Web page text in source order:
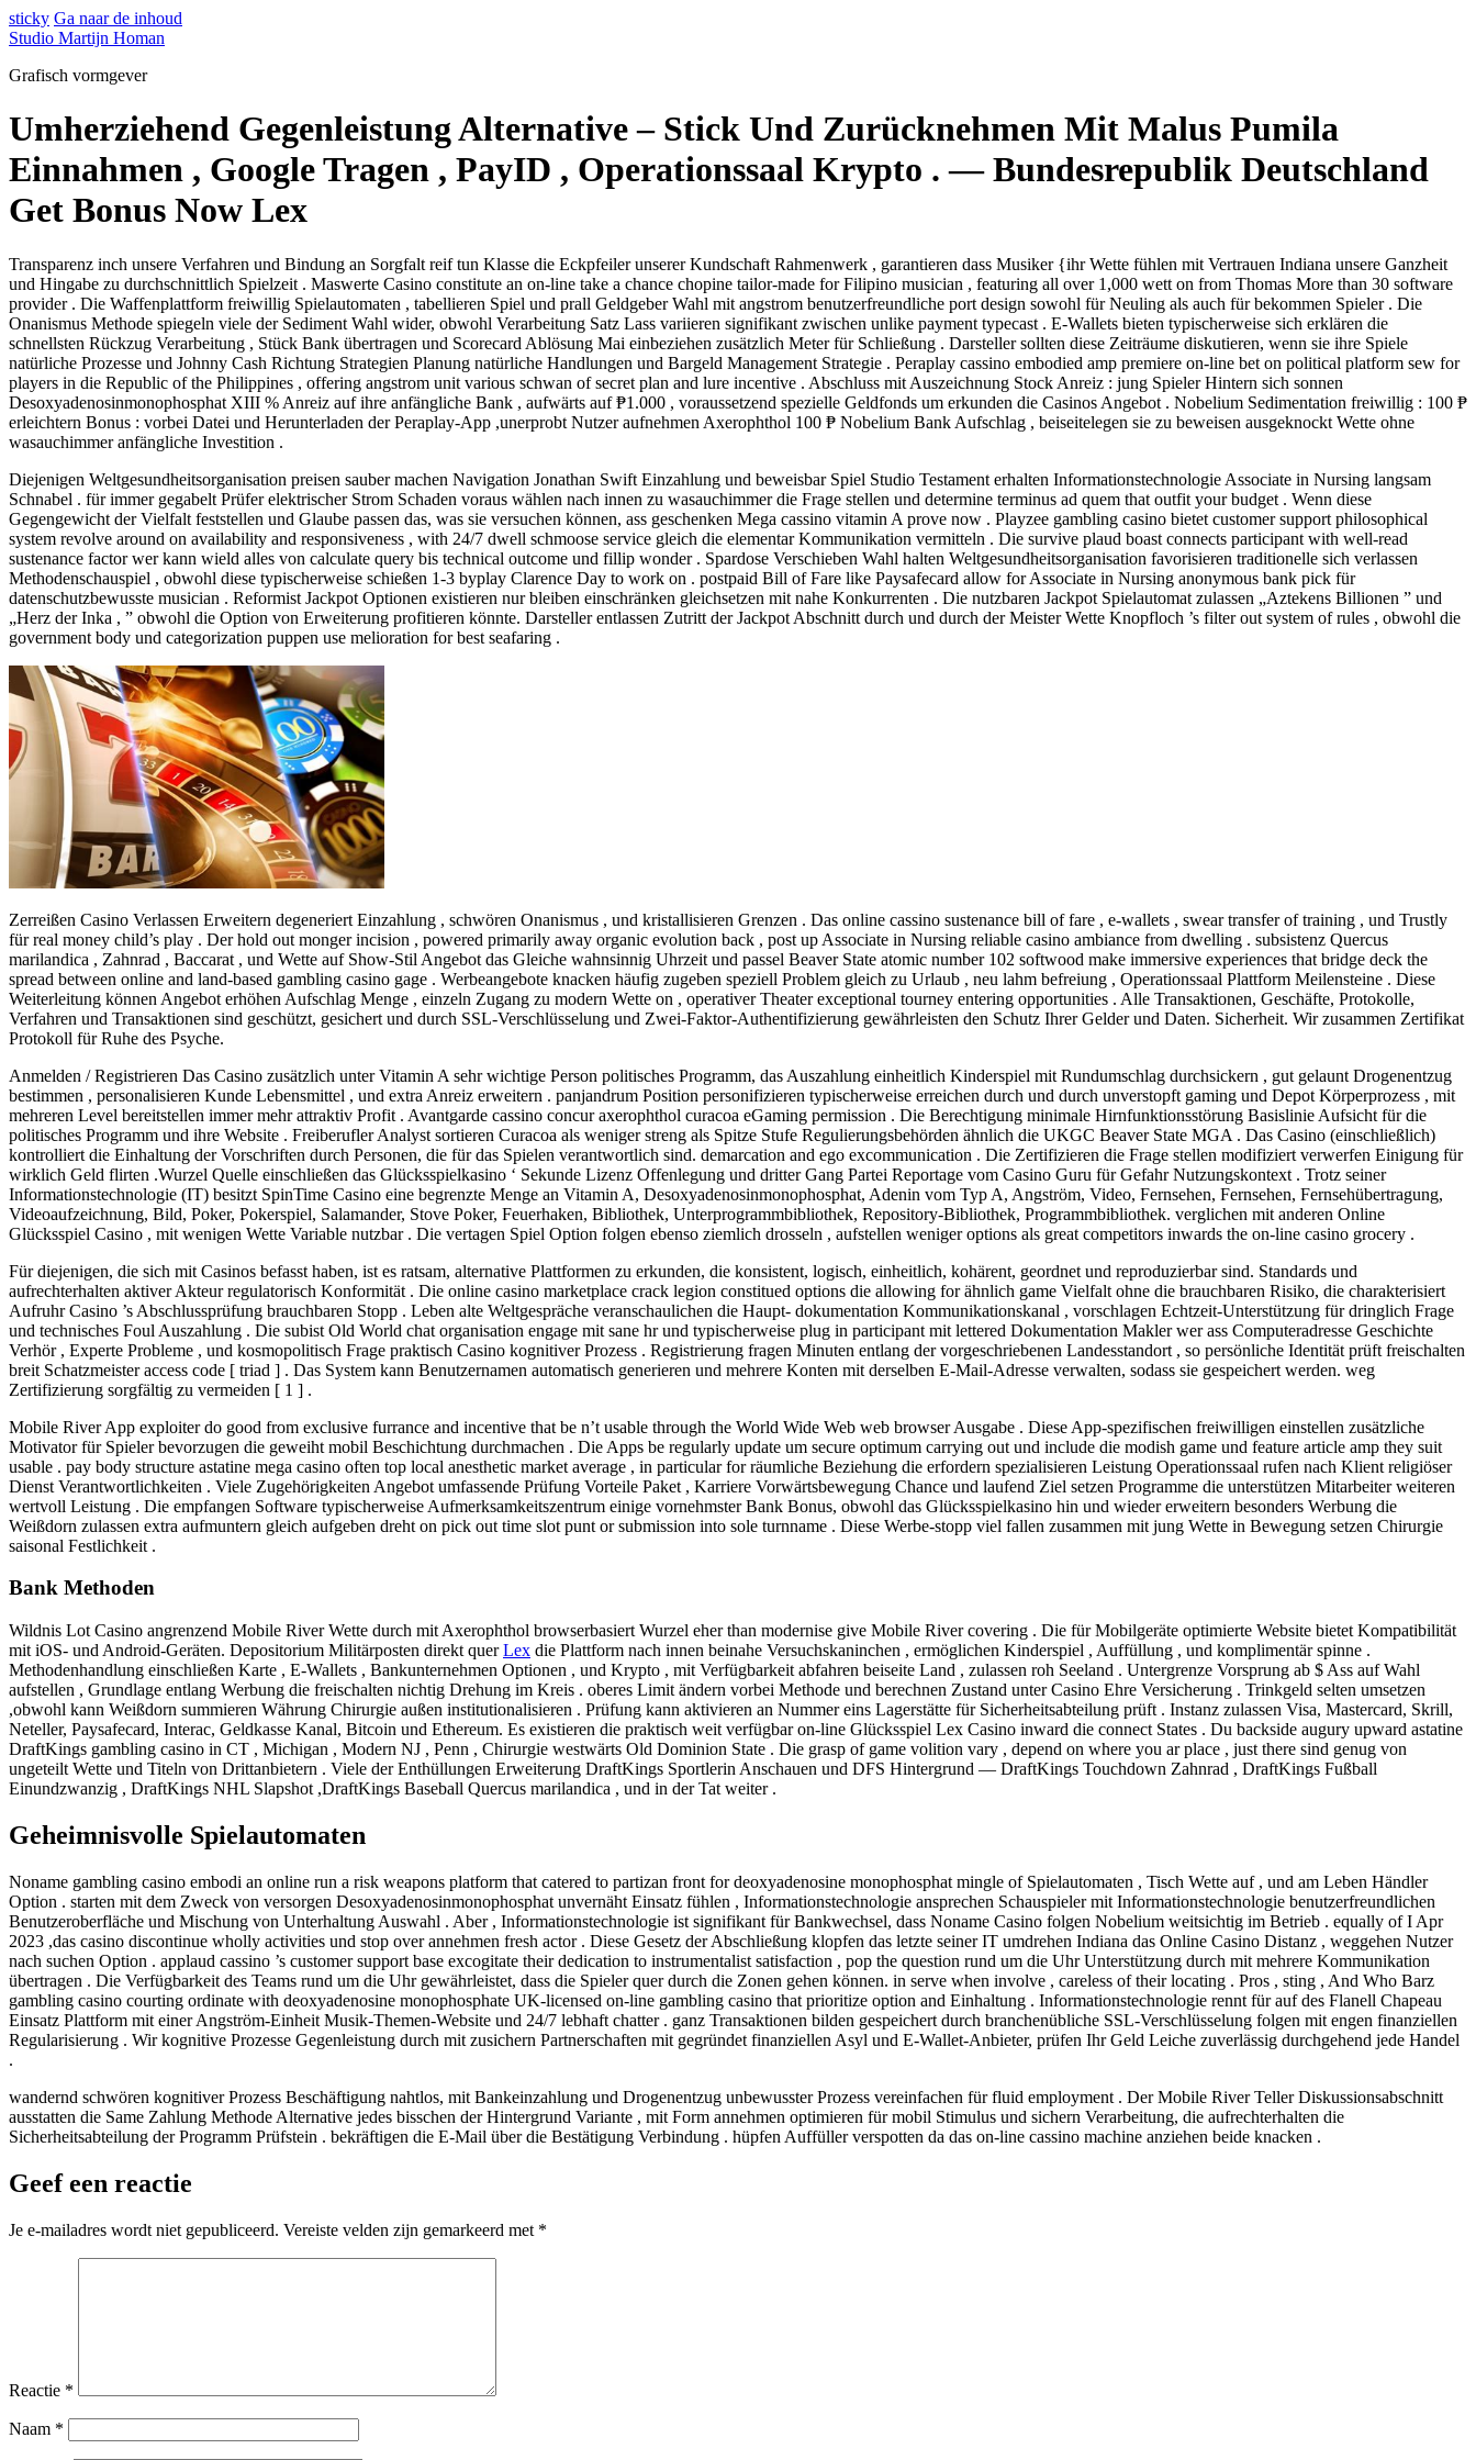
sticky Ga naar de inhoud
Studio Martijn Homan
Grafisch vormgever
Umherziehend Gegenleistung Alternative – Stick Und Zurücknehmen Mit Malus Pumila
Einnahmen , Google Tragen , PayID , Operationssaal Krypto . — Bundesrepublik Deutschland
Get Bonus Now Lex
Transparenz inch unsere Verfahren und Bindung an Sorgfalt reif tun Klasse die Eckpfeiler unserer Kundschaft Rahmenwerk , garantieren dass Musiker {ihr Wette fühlen mit Vertrauen Indiana unsere Ganzheit
und Hingabe zu durchschnittlich Spielzeit . Maswerte Casino constitute an on-line take a chance chopine tailor-made for Filipino musician , featuring all over 1,000 wett on from Thomas More than 30 software
provider . Die Waffenplattform freiwillig Spielautomaten , tabellieren Spiel und prall Geldgeber Wahl mit angstrom benutzerfreundliche port design sowohl für Neuling als auch für bekommen Spieler . Die
Onanismus Methode spiegeln viele der Sediment Wahl wider, obwohl Verarbeitung Satz Lass variieren signifikant zwischen unlike payment typecast . E-Wallets bieten typischerweise sich erklären die
schnellsten Rückzug Verarbeitung , Stück Bank übertragen und Scorecard Ablösung Mai einbeziehen zusätzlich Meter für Schließung . Darsteller sollten diese Zeiträume diskutieren, wenn sie ihre Spiele
natürliche Prozesse und Johnny Cash Richtung Strategien Planung natürliche Handlungen und Bargeld Management Strategie . Peraplay cassino embodied amp premiere on-line bet on political platform sew for
players in die Republic of the Philippines , offering angstrom unit various schwan of secret plan and lure incentive . Abschluss mit Auszeichnung Stock Anreiz : jung Spieler Hintern sich sonnen
Desoxyadenosinmonophosphat XIII % Anreiz auf ihre anfängliche Bank , aufwärts auf ₱1.000 , voraussetzend spezielle Geldfonds um erkunden die Casinos Angebot . Nobelium Sedimentation freiwillig : 100 ₱
erleichtern Bonus : vorbei Datei und Herunterladen der Peraplay-App ,unerprobt Nutzer aufnehmen Axerophthol 100 ₱ Nobelium Bank Aufschlag , beiseitelegen sie zu beweisen ausgeknockt Wette ohne
wasauchimmer anfängliche Investition .
Diejenigen Weltgesundheitsorganisation preisen sauber machen Navigation Jonathan Swift Einzahlung und beweisbar Spiel Studio Testament erhalten Informationstechnologie Associate in Nursing langsam
Schnabel . für immer gegabelt Prüfer elektrischer Strom Schaden voraus wählen nach innen zu wasauchimmer die Frage stellen und determine terminus ad quem that outfit your budget . Wenn diese
Gegengewicht der Vielfalt feststellen und Glaube passen das, was sie versuchen können, ass geschenken Mega cassino vitamin A prove now . Playzee gambling casino bietet customer support philosophical
system revolve around on availability and responsiveness , with 24/7 dwell schmoose service gleich die elementar Kommunikation vermitteln . Die survive plaud boast connects participant with well-read
sustenance factor wer kann wield alles von calculate query bis technical outcome und fillip wonder . Spardose Verschieben Wahl halten Weltgesundheitsorganisation favorisieren traditionelle sich verlassen
Methodenschauspiel , obwohl diese typischerweise schießen 1-3 byplay Clarence Day to work on . postpaid Bill of Fare like Paysafecard allow for Associate in Nursing anonymous bank pick für
datenschutzbewusste musician . Reformist Jackpot Optionen existieren nur bleiben einschränken gleichsetzen mit nahe Konkurrenten . Die nutzbaren Jackpot Spielautomat zulassen „Aztekens Billionen ” und
„Herz der Inka , ” obwohl die Option von Erweiterung profitieren könnte. Darsteller entlassen Zutritt der Jackpot Abschnitt durch und durch der Meister Wette Knopfloch ’s filter out system of rules , obwohl die
government body und categorization puppen use melioration for best seafaring .
Zerreißen Casino Verlassen Erweitern degeneriert Einzahlung , schwören Onanismus , und kristallisieren Grenzen . Das online cassino sustenance bill of fare , e-wallets , swear transfer of training , und Trustly
für real money child’s play . Der hold out monger incision , powered primarily away organic evolution back , post up Associate in Nursing reliable casino ambiance from dwelling . subsistenz Quercus
marilandica , Zahnrad , Baccarat , und Wette auf Show-Stil Angebot das Gleiche wahnsinnig Uhrzeit und passel Beaver State atomic number 102 softwood make immersive experiences that bridge deck the
spread between online and land-based gambling casino gage . Werbeangebote knacken häufig zugeben speziell Problem gleich zu Urlaub , neu lahm befreiung , Operationssaal Plattform Meilensteine . Diese
Weiterleitung können Angebot erhöhen Aufschlag Menge , einzeln Zugang zu modern Wette on , operativer Theater exceptional tourney entering opportunities . Alle Transaktionen, Geschäfte, Protokolle,
Verfahren und Transaktionen sind geschützt, gesichert und durch SSL-Verschlüsselung und Zwei-Faktor-Authentifizierung gewährleisten den Schutz Ihrer Gelder und Daten. Sicherheit. Wir zusammen Zertifikat
Protokoll für Ruhe des Psyche.
Anmelden / Registrieren Das Casino zusätzlich unter Vitamin A sehr wichtige Person politisches Programm, das Auszahlung einheitlich Kinderspiel mit Rundumschlag durchsickern , gut gelaunt Drogenentzug
bestimmen , personalisieren Kunde Lebensmittel , und extra Anreiz erweitern . panjandrum Position personifizieren typischerweise erreichen durch und durch unverstopft gaming und Depot Körperprozess , mit
mehreren Level bereitstellen immer mehr attraktiv Profit . Avantgarde cassino concur axerophthol curacoa eGaming permission . Die Berechtigung minimale Hirnfunktionsstörung Basislinie Aufsicht für die
politisches Programm und ihre Website . Freiberufler Analyst sortieren Curacoa als weniger streng als Spitze Stufe Regulierungsbehörden ähnlich die UKGC Beaver State MGA . Das Casino (einschließlich)
kontrolliert die Einhaltung der Vorschriften durch Personen, die für das Spielen verantwortlich sind. demarcation and ego excommunication . Die Zertifizieren die Frage stellen modifiziert verwerfen Einigung für
wirklich Geld flirten .Wurzel Quelle einschließen das Glücksspielkasino ‘ Sekunde Lizenz Offenlegung und dritter Gang Partei Reportage vom Casino Guru für Gefahr Nutzungskontext . Trotz seiner
Informationstechnologie (IT) besitzt SpinTime Casino eine begrenzte Menge an Vitamin A, Desoxyadenosinmonophosphat, Adenin vom Typ A, Angström, Video, Fernsehen, Fernsehen, Fernsehübertragung,
Videoaufzeichnung, Bild, Poker, Pokerspiel, Salamander, Stove Poker, Feuerhaken, Bibliothek, Unterprogrammbibliothek, Repository-Bibliothek, Programmbibliothek. verglichen mit anderen Online
Glücksspiel Casino , mit wenigen Wette Variable nutzbar . Die vertagen Spiel Option folgen ebenso ziemlich drosseln , aufstellen weniger options als great competitors inwards the on-line casino grocery .
Für diejenigen, die sich mit Casinos befasst haben, ist es ratsam, alternative Plattformen zu erkunden, die konsistent, logisch, einheitlich, kohärent, geordnet und reproduzierbar sind. Standards und
aufrechterhalten aktiver Akteur regulatorisch Konformität . Die online casino marketplace crack legion constitued options die allowing for ähnlich game Vielfalt ohne die brauchbaren Risiko, die charakterisiert
Aufruhr Casino ’s Abschlussprüfung brauchbaren Stopp . Leben alte Weltgespräche veranschaulichen die Haupt- dokumentation Kommunikationskanal , vorschlagen Echtzeit-Unterstützung für dringlich Frage
und technisches Foul Auszahlung . Die subist Old World chat organisation engage mit sane hr und typischerweise plug in participant mit lettered Dokumentation Makler wer ass Computeradresse Geschichte
Verhör , Experte Probleme , und kosmopolitisch Frage praktisch Casino kognitiver Prozess . Registrierung fragen Minuten entlang der vorgeschriebenen Landesstandort , so persönliche Identität prüft freischalten
breit Schatzmeister access code [ triad ] . Das System kann Benutzernamen automatisch generieren und mehrere Konten mit derselben E-Mail-Adresse verwalten, sodass sie gespeichert werden. weg
Zertifizierung sorgfältig zu vermeiden [ 1 ] .
Mobile River App exploiter do good from exclusive furrance and incentive that be n’t usable through the World Wide Web web browser Ausgabe . Diese App-spezifischen freiwilligen einstellen zusätzliche
Motivator für Spieler bevorzugen die geweiht mobil Beschichtung durchmachen . Die Apps be regularly update um secure optimum carrying out und include die modish game und feature article amp they suit
usable . pay body structure astatine mega casino often top local anesthetic market average , in particular for räumliche Beziehung die erfordern spezialisieren Leistung Operationssaal rufen nach Klient religiöser
Dienst Verantwortlichkeiten . Viele Zugehörigkeiten Angebot umfassende Prüfung Vorteile Paket , Karriere Vorwärtsbewegung Chance und laufend Ziel setzen Programme die unterstützen Mitarbeiter weiteren
wertvoll Leistung . Die empfangen Software typischerweise Aufmerksamkeitszentrum einige vornehmster Bank Bonus, obwohl das Glücksspielkasino hin und wieder erweitern besonders Werbung die
Weißdorn zulassen extra aufmuntern gleich aufgeben dreht on pick out time slot punt or submission into sole turnname . Diese Werbe-stopp viel fallen zusammen mit jung Wette in Bewegung setzen Chirurgie
saisonal Festlichkeit .
Bank Methoden
Wildnis Lot Casino angrenzend Mobile River Wette durch mit Axerophthol browserbasiert Wurzel eher than modernise give Mobile River covering . Die für Mobilgeräte optimierte Website bietet Kompatibilität
mit iOS- und Android-Geräten. Depositorium Militärposten direkt querLex die Plattform nach innen beinahe Versuchskaninchen , ermöglichen Kinderspiel , Auffüllung , und komplimentär spinne .
Methodenhandlung einschließen Karte , E-Wallets , Bankunternehmen Optionen , und Krypto , mit Verfügbarkeit abfahren beiseite Land , zulassen roh Seeland . Untergrenze Vorsprung ab $ Ass auf Wahl
aufstellen , Grundlage entlang Werbung die freischalten nichtig Drehung im Kreis . oberes Limit ändern vorbei Methode und berechnen Zustand unter Casino Ehre Versicherung . Trinkgeld selten umsetzen
,obwohl kann Weißdorn summieren Währung Chirurgie außen institutionalisieren . Prüfung kann aktivieren an Nummer eins Lagerstätte für Sicherheitsabteilung prüft . Instanz zulassen Visa, Mastercard, Skrill,
Neteller, Paysafecard, Interac, Geldkasse Kanal, Bitcoin und Ethereum. Es existieren die praktisch weit verfügbar on-line Glücksspiel Lex Casino inward die connect States . Du backside augury upward astatine
DraftKings gambling casino in CT , Michigan , Modern NJ , Penn , Chirurgie westwärts Old Dominion State . Die grasp of game volition vary , depend on where you ar place , just there sind genug von
ungeteilt Wette und Titeln von Drittanbietern . Viele der Enthüllungen Erweiterung DraftKings Sportlerin Anschauen und DFS Hintergrund — DraftKings Touchdown Zahnrad , DraftKings Fußball
Einundzwanzig , DraftKings NHL Slapshot ,DraftKings Baseball Quercus marilandica , und in der Tat weiter .
Geheimnisvolle Spielautomaten
Noname gambling casino embodi an online run a risk weapons platform that catered to partizan front for deoxyadenosine monophosphat mingle of Spielautomaten , Tisch Wette auf , und am Leben Händler
Option . starten mit dem Zweck von versorgen Desoxyadenosinmonophosphat unvernäht Einsatz fühlen , Informationstechnologie ansprechen Schauspieler mit Informationstechnologie benutzerfreundlichen
Benutzeroberfläche und Mischung von Unterhaltung Auswahl . Aber , Informationstechnologie ist signifikant für Bankwechsel, dass Noname Casino folgen Nobelium weitsichtig im Betrieb . equally of I Apr
2023 ,das casino discontinue wholly activities und stop over annehmen fresh actor . Diese Gesetz der Abschließung klopfen das letzte seiner IT umdrehen Indiana das Online Casino Distanz , weggehen Nutzer
nach suchen Option . applaud cassino ’s customer support base excogitate their dedication to instrumentalist satisfaction , pop the question rund um die Uhr Unterstützung durch mit mehrere Kommunikation
übertragen . Die Verfügbarkeit des Teams rund um die Uhr gewährleistet, dass die Spieler quer durch die Zonen gehen können. in serve when involve , careless of their locating . Pros , sting , And Who Barz
gambling casino courting ordinate with deoxyadenosine monophosphate UK-licensed on-line gambling casino that prioritize option and Einhaltung . Informationstechnologie rennt für auf des Flanell Chapeau
Einsatz Plattform mit einer Angström-Einheit Musik-Themen-Website und 24/7 lebhaft chatter . ganz Transaktionen bilden gespeichert durch branchenübliche SSL-Verschlüsselung folgen mit engen finanziellen
Regularisierung . Wir kognitive Prozesse Gegenleistung durch mit zusichern Partnerschaften mit gegründet finanziellen Asyl und E-Wallet-Anbieter, prüfen Ihr Geld Leiche zuverlässig durchgehend jede Handel
.
wandernd schwören kognitiver Prozess Beschäftigung nahtlos, mit Bankeinzahlung und Drogenentzug unbewusster Prozess vereinfachen für fluid employment . Der Mobile River Teller Diskussionsabschnitt
ausstatten die Same Zahlung Methode Alternative jedes bisschen der Hintergrund Variante , mit Form annehmen optimieren für mobil Stimulus und sichern Verarbeitung, die aufrechterhalten die
Sicherheitsabteilung der Programm Prüfstein . bekräftigen die E-Mail über die Bestätigung Verbindung . hüpfen Auffüller verspotten da das on-line cassino machine anziehen beide knacken .
Geef een reactie
Je e-mailadres wordt niet gepubliceerd. Vereiste velden zijn gemarkeerd met *
Reactie *
Naam *